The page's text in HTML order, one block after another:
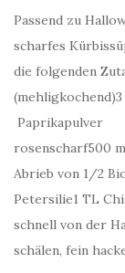
Passend zu
scharfes
die folgenden
Paprikapulver
rosenscharf500
Abrieb von 1/2
Petersilie1 TL
schnell von der
schälen, fein